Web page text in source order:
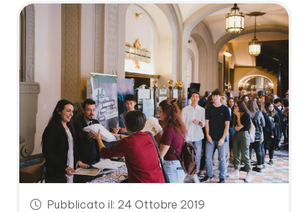
Pubblicato il: 24 Ottobre 2019